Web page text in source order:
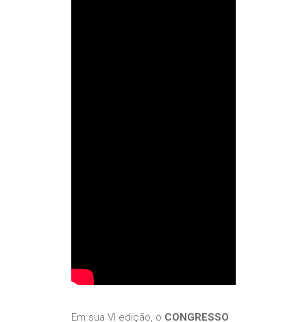
Em sua VI edição, o CONGRESSO